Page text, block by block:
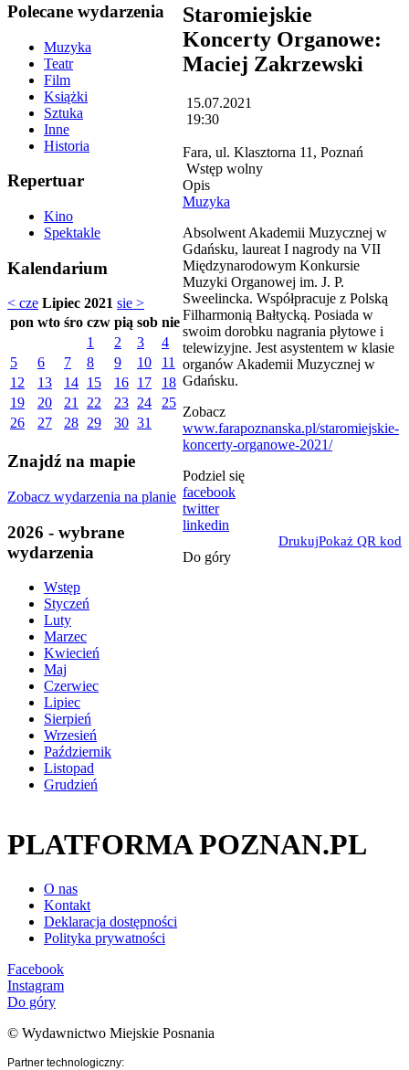
Polecane wydarzenia
Muzyka
Teatr
Film
Książki
Sztuka
Inne
Historia
Repertuar
Kino
Spektakle
Kalendarium
< cze Lipiec 2021 sie >
pon wto śro czw pią sob nie
1
2 3
4
5
6 7 8 9 10
11
12
13 14 15 16 17
18
19
20 21 22 23 24
25
26
27 28 29 30 31
Znajdź na mapie
Zobacz wydarzenia na planie
2026 - wybrane
wydarzenia
Wstęp
Styczeń
Luty
Marzec
Kwiecień
Maj
Czerwiec
Lipiec
Sierpień
Wrzesień
Październik
Listopad
Grudzień
Staromiejskie
Koncerty Organowe:
Maciej Zakrzewski
15.07.2021
19:30
Fara, ul. Klasztorna 11, Poznań
Wstęp wolny
Opis
Muzyka
Absolwent Akademii Muzycznej w
Gdańsku, laureat I nagrody na VII
Międzynarodowym Konkursie
Muzyki Organowej im. J. P.
Sweelincka. Współpracuje z Polską
Filharmonią Bałtycką. Posiada w
swoim dorobku nagrania płytowe i
telewizyjne. Jest asystentem w klasie
organów Akademii Muzycznej w
Gdańsku.
Zobacz
www.farapoznanska.pl/staromiejskie-
koncerty-organowe-2021/
Podziel się
facebook
twitter
linkedin
DrukujPokaż QR kod
Do góry
PLATFORMA POZNAN.PL
O nas
Kontakt
Deklaracja dostępności
Polityka prywatności
Facebook
Instagram
Do góry
© Wydawnictwo Miejskie Posnania
Partner technologiczny: